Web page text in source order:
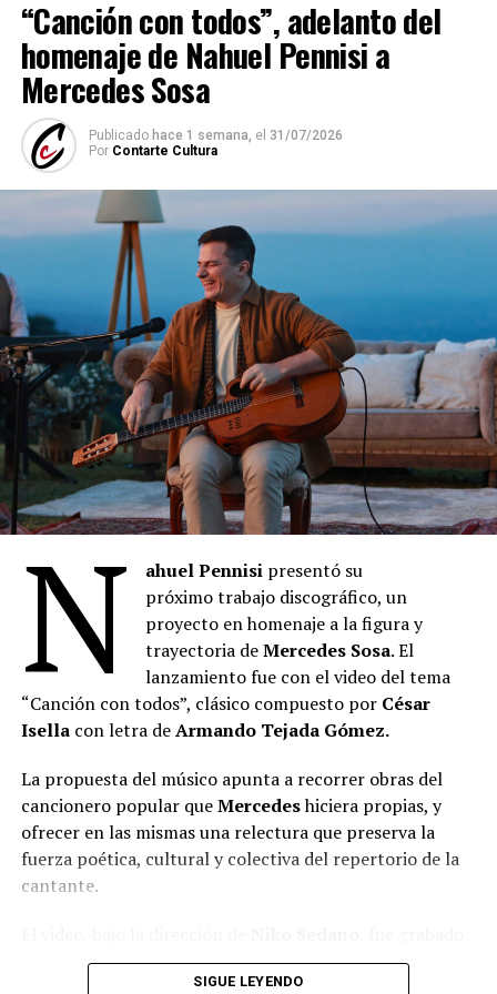
“Canción con todos”, adelanto del
homenaje de Nahuel Pennisi a
Mercedes Sosa
Publicado hace 1 semana, el 31/07/2026
Por Contarte Cultura
N ahuel Pennisi presentó su
próximo trabajo discográfico, un
proyecto en homenaje a la figura y
trayectoria deMercedes Sosa. El
lanzamiento fue con el video del tema
“Canción con todos”, clásico compuesto por César
Isellacon letra deArmando Tejada Gómez.
La propuesta del músico apunta a recorrer obras del
cancionero popular queMercedeshiciera propias, y
ofrecer en las mismas una relectura que preserva la
fuerza poética, cultural y colectiva del repertorio de la
cantante.
en la provincia de Tucumán, lugar de nacimiento
y donde comenzó su recorrido artístico.
SIGUE LEYENDO